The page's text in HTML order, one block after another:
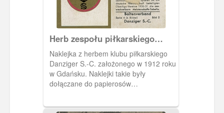
Herb zespołu piłkarskiego
Danziger Sport-Club
Naklejka z herbem klubu piłkarskiego
Danziger S.-C. założonego w 1912 roku
w Gdańsku. Naklejki takie były
dołączane do papierosów